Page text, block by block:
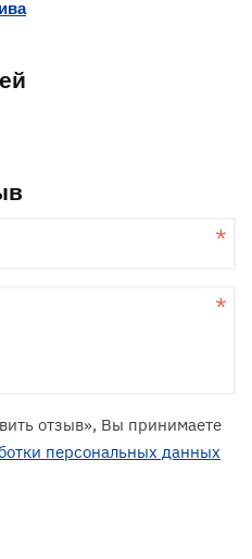
отзыв», Вы принимаете
персональных данных